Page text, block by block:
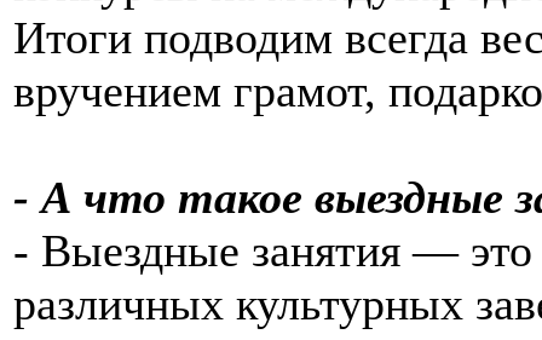
Итоги подводим всегда
вручением грамот,
- А что такое выездные
- Выездные занятия — это
различных культурных